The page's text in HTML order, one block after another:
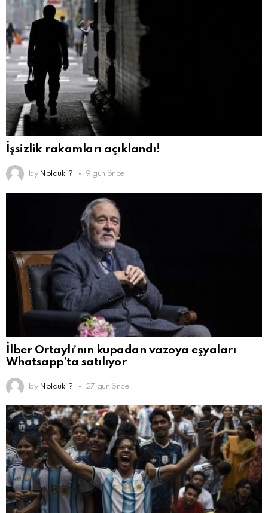
İşsizlik rakamları açıklandı!
by Nolduki ? 9 gün önce
İlber Ortaylı’nın kupadan vazoya eşyaları
Whatsapp’ta satılıyor
by Nolduki ? 27 gün önce